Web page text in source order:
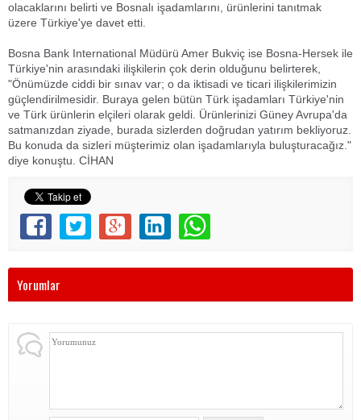
olacaklarını belirti ve Bosnalı işadamlarını, ürünlerini tanıtmak
üzere Türkiye'ye davet etti.
Bosna Bank International Müdürü Amer Bukviç ise Bosna-Hersek ile
Türkiye'nin arasındaki ilişkilerin çok derin olduğunu belirterek,
"Önümüzde ciddi bir sınav var; o da iktisadi ve ticari ilişkilerimizin
güçlendirilmesidir. Buraya gelen bütün Türk işadamları Türkiye'nin
ve Türk ürünlerin elçileri olarak geldi. Ürünlerinizi Güney Avrupa'da
satmanızdan ziyade, burada sizlerden doğrudan yatırım bekliyoruz.
Bu konuda da sizleri müşterimiz olan işadamlarıyla buluşturacağız."
diye konuştu. CİHAN
Yorumlar